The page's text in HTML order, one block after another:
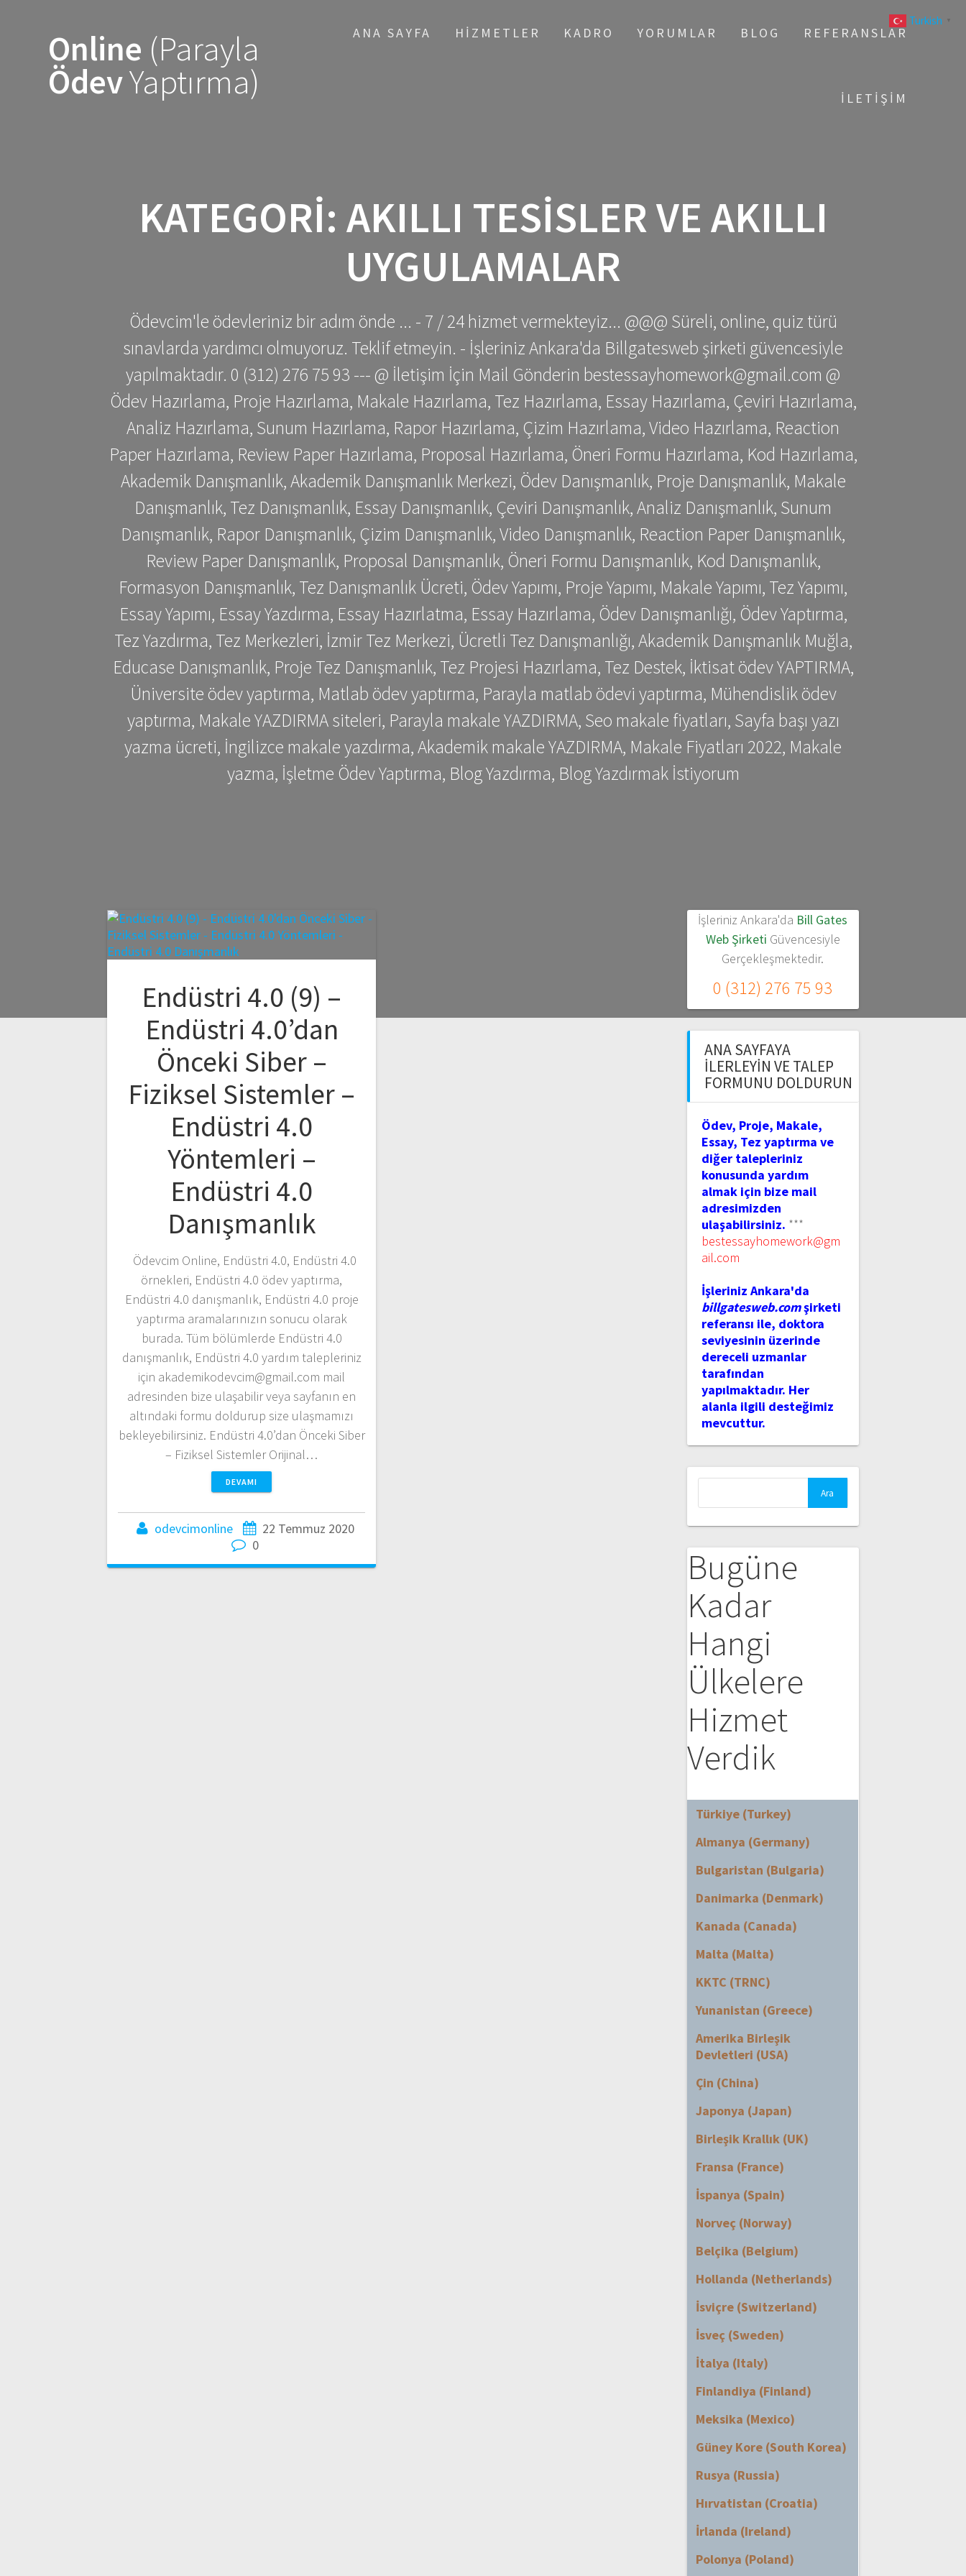
Online (Parayla
ÖdevYaptırma)
ANA SAYFA HIZMETLER KADRO YORUMLAR BLOG REFERANSLAR
İLETIŞIM
KATEGORI: AKILLI TESISLER VE AKILLI
UYGULAMALAR
Ödevcim'le ödevleriniz bir adım önde ... - 7 / 24 hizmet vermekteyiz... @@@ Süreli, online, quiz türü
sınavlarda yardımcı olmuyoruz. Teklif etmeyin. - İşleriniz Ankara'da Billgatesweb şirketi güvencesiyle
yapılmaktadır. 0 (312) 276 75 93 --- @ İletişim İçin Mail Gönderin bestessayhomework@gmail.com @
Ödev Hazırlama, Proje Hazırlama, Makale Hazırlama, Tez Hazırlama, Essay Hazırlama, Çeviri Hazırlama,
Analiz Hazırlama, Sunum Hazırlama, Rapor Hazırlama, Çizim Hazırlama, Video Hazırlama, Reaction
Paper Hazırlama, Review Paper Hazırlama, Proposal Hazırlama, Öneri Formu Hazırlama, Kod Hazırlama,
Akademik Danışmanlık, Akademik Danışmanlık Merkezi, Ödev Danışmanlık, Proje Danışmanlık, Makale
Danışmanlık, Tez Danışmanlık, Essay Danışmanlık, Çeviri Danışmanlık, Analiz Danışmanlık, Sunum
Danışmanlık, Rapor Danışmanlık, Çizim Danışmanlık, Video Danışmanlık, Reaction Paper Danışmanlık,
Review Paper Danışmanlık, Proposal Danışmanlık, Öneri Formu Danışmanlık, Kod Danışmanlık,
Formasyon Danışmanlık, Tez Danışmanlık Ücreti, Ödev Yapımı, Proje Yapımı, Makale Yapımı, Tez Yapımı,
Essay Yapımı, Essay Yazdırma, Essay Hazırlatma, Essay Hazırlama, Ödev Danışmanlığı, Ödev Yaptırma,
Tez Yazdırma, Tez Merkezleri, İzmir Tez Merkezi, Ücretli Tez Danışmanlığı, Akademik Danışmanlık Muğla,
Educase Danışmanlık, Proje Tez Danışmanlık, Tez Projesi Hazırlama, Tez Destek, İktisat ödev YAPTIRMA,
Üniversite ödev yaptırma, Matlab ödev yaptırma, Parayla matlab ödevi yaptırma, Mühendislik ödev
yaptırma, Makale YAZDIRMA siteleri, Parayla makale YAZDIRMA, Seo makale fiyatları, Sayfa başı yazı
yazma ücreti, İngilizce makale yazdırma, Akademik makale YAZDIRMA, Makale Fiyatları 2022, Makale
yazma, İşletme Ödev Yaptırma, Blog Yazdırma, Blog Yazdırmak İstiyorum
Endüstri 4.0 (9) –
Endüstri 4.0’dan
Önceki Siber –
Fiziksel Sistemler –
Endüstri 4.0
Yöntemleri –
Endüstri 4.0
Danışmanlık
Ödevcim Online, Endüstri 4.0, Endüstri 4.0
örnekleri, Endüstri 4.0 ödev yaptırma,
Endüstri 4.0 danışmanlık, Endüstri 4.0 proje
yaptırma aramalarınızın sonucu olarak
burada. Tüm bölümlerde Endüstri 4.0
danışmanlık, Endüstri 4.0 yardım talepleriniz
için akademikodevcim@gmail.com mail
adresinden bize ulaşabilir veya sayfanın en
altındaki formu doldurup size ulaşmamızı
bekleyebilirsiniz. Endüstri 4.0’dan Önceki Siber
– Fiziksel Sistemler Orijinal…
DEVAMI
odevcimonline
22 Temmuz 2020
0
İşleriniz Ankara'da Bill Gates
Web Şirketi Güvencesiyle
Gerçekleşmektedir.
0 (312) 276 75 93
ANA SAYFAYA
İLERLEYIN VE TALEP
FORMUNU DOLDURUN
Ödev, Proje, Makale,
Essay, Tez yaptırma ve
diğer talepleriniz
konusunda yardım
almak için bize mail
adresimizden
ulaşabilirsiniz. ***
bestessayhomework@gm
ail.com
İşleriniz Ankara'da
billgatesweb.comşirketi
referansı ile, doktora
seviyesinin üzerinde
dereceli uzmanlar
tarafından
yapılmaktadır. Her
alanla ilgili desteğimiz
mevcuttur.
Bugüne
Kadar
Hangi
Ülkelere
Hizmet
Verdik
Türkiye (Turkey)
Almanya (Germany)
Bulgaristan (Bulgaria)
Danimarka (Denmark)
Kanada (Canada)
Malta (Malta)
KKTC (TRNC)
Yunanistan (Greece)
Amerika Birleşik
Devletleri (USA)
Çin (China)
Japonya (Japan)
Birleşik Krallık (UK)
Fransa (France)
İspanya (Spain)
Norveç (Norway)
Belçika (Belgium)
Hollanda (Netherlands)
İsviçre (Switzerland)
İsveç (Sweden)
İtalya (Italy)
Finlandiya (Finland)
Meksika (Mexico)
Güney Kore (South Korea)
Rusya (Russia)
Hırvatistan (Croatia)
İrlanda (Ireland)
Polonya (Poland)
Turkish ▼